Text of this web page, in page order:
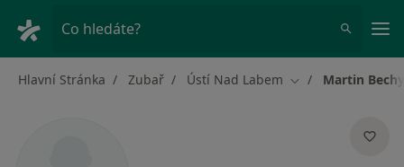
Co hledáte?
Hlavní Stránka Zubař Ústí Nad Labem Změna města
Martin